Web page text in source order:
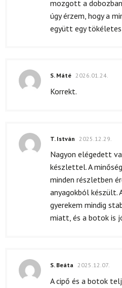
mozgott a
úgy érzem, hogy a
együtt egy
S. Máté 2026.01.24.
Korrekt.
T. István 2025.12.29.
Nagyon elégedett
készlettel. A
minden részletben
anyagokból készült.
gyerekem mindig
miatt, és a botok is
S. Beáta 2025.12.07.
A cipő és a botok